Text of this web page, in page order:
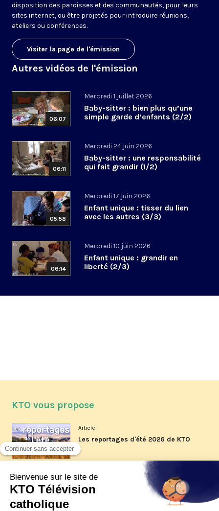
disposition des paroisses et des communautés, pour leurs
sites internet, ou être projetés pour introduire réunions,
ateliers ou conférences.
Visiter la page de l'émission
Autres vidéos de l'émission
06:07
Mercredi 1 juillet 2026
Baby-sitter : bien plus qu’une
simple garde d’enfants (2/2)
06:11
Mercredi 24 juin 2026
Baby-sitter : une responsabilité
qui fait grandir (1/2)
05:58
Mercredi 17 juin 2026
Enfant unique : tisser du lien
avec les autres (3/3)
06:14
Mercredi 10 juin 2026
Enfant unique : grandir en
liberté (2/3)
KTO vous propose
Article
Les reportages d'été 2026 de KTO
Article
La visite pastorale du pape Léon
XIV à Assise à suivre sur KTO le